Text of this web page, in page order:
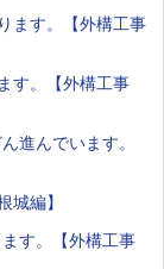
ます。【外構工事
す。【外構工事
進んでいます。
城編】
す。【外構工事